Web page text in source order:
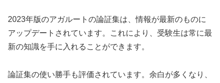
2023年版のアガルートの論証集は、情報が最新のものに
アップデートされています。これにより、受験生は常に最
新の知識を手に入れることができます。
論証集の使い勝手も評価されています。余白が多くなり、